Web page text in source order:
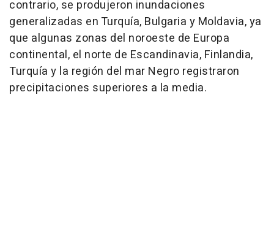
contrario, se produjeron inundaciones
generalizadas en Turquía, Bulgaria y Moldavia, ya
que algunas zonas del noroeste de Europa
continental, el norte de Escandinavia, Finlandia,
Turquía y la región del mar Negro registraron
precipitaciones superiores a la media.